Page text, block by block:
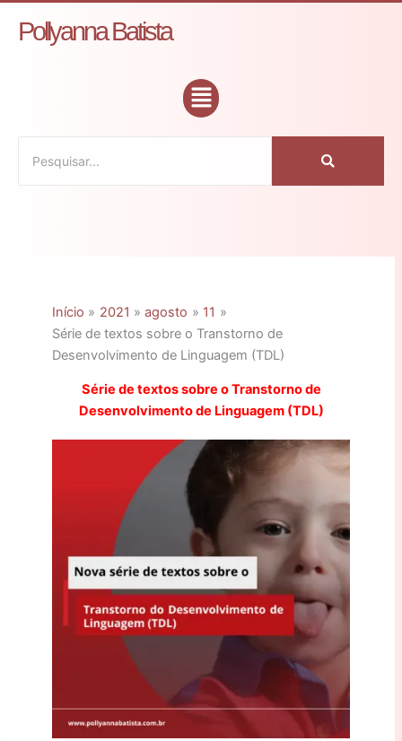
paraPollyanna Batista
Flyout
Menu
Início 2021 agosto
11
Série de textos sobre o Transtorno de
Desenvolvimento de Linguagem (TDL)
Série de textos sobre o Transtorno de
Desenvolvimento de Linguagem (TDL)
a